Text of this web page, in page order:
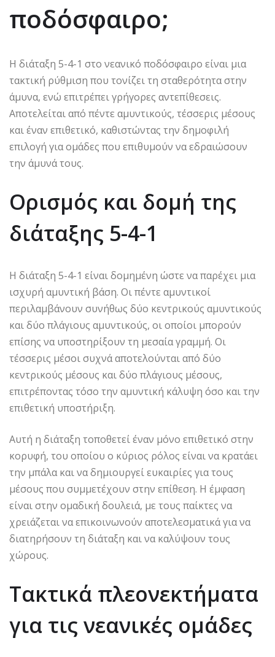
ποδόσφαιρο;
Η διάταξη 5-4-1 στο νεανικό ποδόσφαιρο είναι μια
τακτική ρύθμιση που τονίζει τη σταθερότητα στην
άμυνα, ενώ επιτρέπει γρήγορες αντεπίθεσεις.
Αποτελείται από πέντε αμυντικούς, τέσσερις μέσους
και έναν επιθετικό, καθιστώντας την δημοφιλή
επιλογή για ομάδες που επιθυμούν να εδραιώσουν
την άμυνά τους.
Ορισμός και δομή της
διάταξης 5-4-1
Η διάταξη 5-4-1 είναι δομημένη ώστε να παρέχει μια
ισχυρή αμυντική βάση. Οι πέντε αμυντικοί
περιλαμβάνουν συνήθως δύο κεντρικούς αμυντικούς
και δύο πλάγιους αμυντικούς, οι οποίοι μπορούν
επίσης να υποστηρίξουν τη μεσαία γραμμή. Οι
τέσσερις μέσοι συχνά αποτελούνται από δύο
κεντρικούς μέσους και δύο πλάγιους μέσους,
επιτρέποντας τόσο την αμυντική κάλυψη όσο και την
επιθετική υποστήριξη.
Αυτή η διάταξη τοποθετεί έναν μόνο επιθετικό στην
κορυφή, του οποίου ο κύριος ρόλος είναι να κρατάει
την μπάλα και να δημιουργεί ευκαιρίες για τους
μέσους που συμμετέχουν στην επίθεση. Η έμφαση
είναι στην ομαδική δουλειά, με τους παίκτες να
χρειάζεται να επικοινωνούν αποτελεσματικά για να
διατηρήσουν τη διάταξη και να καλύψουν τους
χώρους.
Τακτικά πλεονεκτήματα
για τις νεανικές ομάδες